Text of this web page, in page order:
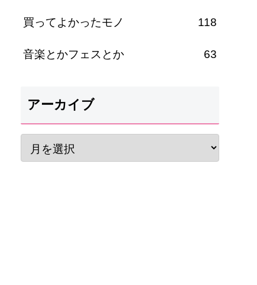
買ってよかったモノ 118
音楽とかフェスとか 63
アーカイブ